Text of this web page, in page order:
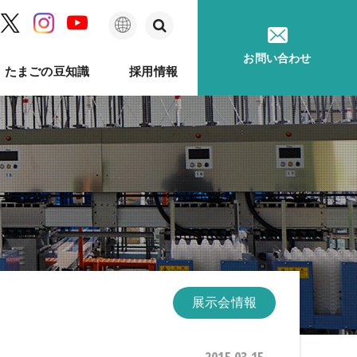
ルのあゆみ
種鶏孵卵 卵質測定 ソフトウェア 印字機
たまごの豆知識
事例ハンドブック 卵が届くまで
採用情報
メッセージ 採用に関するお問い合わせ
語
お問い合わせ
展示会情報